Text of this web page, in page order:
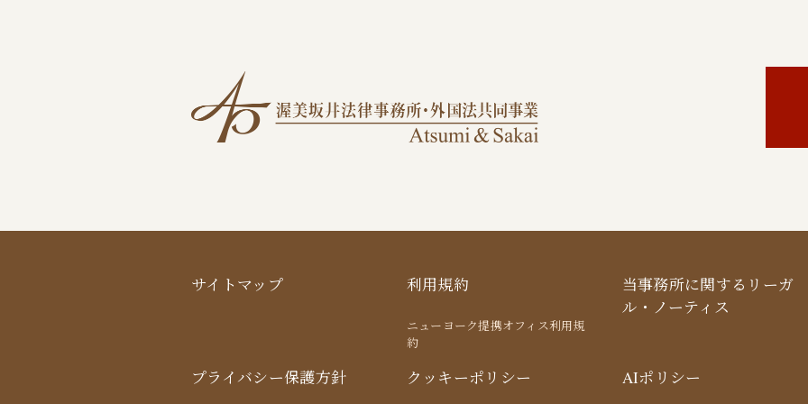
サイトマップ 利用規約
ニューヨーク提携オフィス利用規
約
当事務所に関するリーガ
ル・ノーティス
プライバシー保護方針 クッキーポリシー AIポリシー